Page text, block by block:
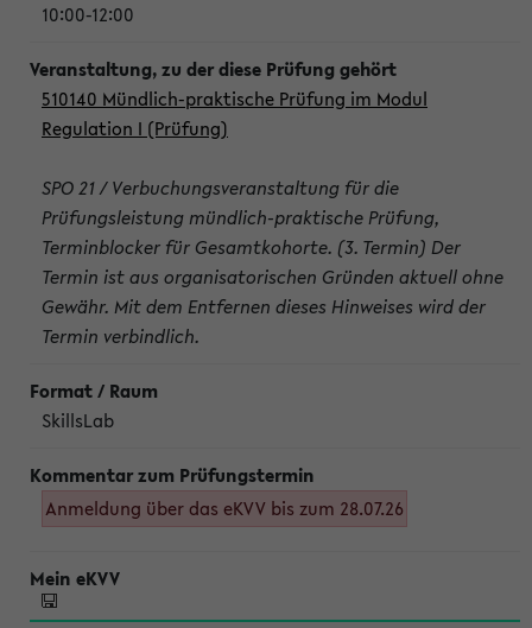
10:00-12:00
510140 Mündlich-praktische Prüfung im Modul
Regulation I (Prüfung)
SPO 21 / Verbuchungsveranstaltung für die
Prüfungsleistung mündlich-praktische Prüfung,
Terminblocker für Gesamtkohorte. (3. Termin) Der
Termin ist aus organisatorischen Gründen aktuell ohne
Gewähr. Mit dem Entfernen dieses Hinweises wird der
Termin verbindlich.
SkillsLab
Anmeldung über das eKVV bis zum 28.07.26